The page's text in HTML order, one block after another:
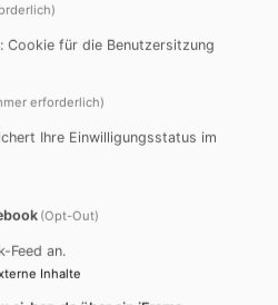
für die Startseite erstellt.
Cookie für die Benutzersitzung
erforderlich)
Ihre Einwilligungsstatus im
(Opt-Out)
Feed an.
Inhalte